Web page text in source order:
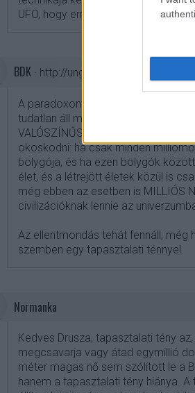
UFO, hogy ember nincs, aki látta
BDK · http://ungparty.net/
A paradoxont némileg védeném,
tudatlan áll mellé. Szerintem van
VALÓSZÍNŰSÉGE és a nagatív
okoskodni: ha csak minden
bolygója, és ha ezen bolygók
élet, és a létrejött életek közül is
még ebben az esetben is MILLIÓS
civilizációknak lennie az
Az ellentmondás tehát fennáll, még
szemben egy tapasztalati ténnyel.
Normanka
Kedves Drusza, tapasztalati tény
megcsavarja vagy átad egymillió
méter magas nő sem szólított le a
hanem a tapasztalati tény hiánya.